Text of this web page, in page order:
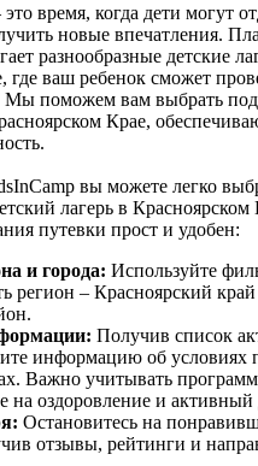
время, когда дети могут
новые впечатления.
разнообразные детские
где ваш ребенок сможет
Мы поможем вам выбрать
Крае,
вы можете легко
лагерь в Красноярском
путевки прост и удобен:
и города: Используйте
регион – Красноярский
Получив список
информацию об условиях
Важно учитывать
на оздоровление и активный
Остановитесь на
отзывы, рейтинги и